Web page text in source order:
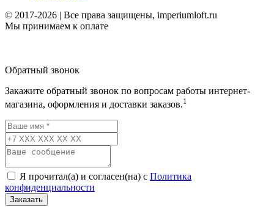
© 2017-2026 | Все права защищены, imperiumloft.ru
Мы принимаем к оплате
Обратный звонок
Закажите обратный звонок по вопросам работы интернет-
магазина, оформления и доставки заказов.1
Я прочитал(а) и согласен(на) с Политика
конфиденциальности
Заказать